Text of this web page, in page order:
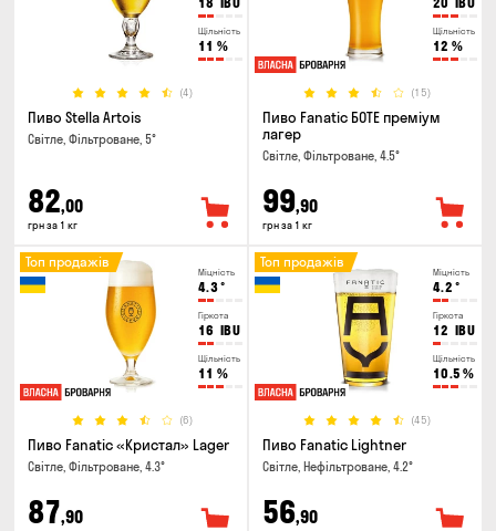
Щільність
11 %
(4)
Пиво Stella Artois
Світле, Фільтроване, 5°
82,00
грн за 1 кг
Щільність
12 %
(15)
Пиво Fanatic БОТЕ преміум
лагер
Світле, Фільтроване, 4.5°
99,90
грн за 1 кг
Міцність
4.3°
Гіркота
16 IBU
Щільність
11 %
(6)
Топ продажів
Пиво Fanatic «Кристал» Lager
Світле, Фільтроване, 4.3°
87,90
Міцність
4.2 °
Гіркота
12 IBU
Щільність
10.5 %
(45)
Топ продажів
Пиво Fanatic Lightner
Світле, Нефільтроване, 4.2°
56,90